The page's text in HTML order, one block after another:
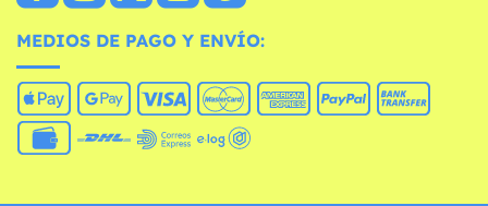
MEDIOS DE PAGO Y ENVÍO: